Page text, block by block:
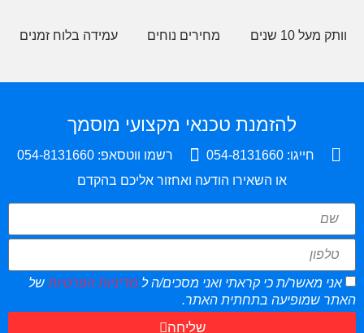
מעל 10 שנים מחירים נוחים עמידה בלוח זמנים
להזמנת טכנאי מקצועי מוסמך
חייגו: 054-8131660
רשמו ווטסאפ: 054-8131660
או השאירו הודעה ואחזור אליכם בהקדם
מאשר/ת כי קראתי ואני מסכים/ה למדיניות הפרטיותשל
שמופיעה בתחתית האתר.
שליחה